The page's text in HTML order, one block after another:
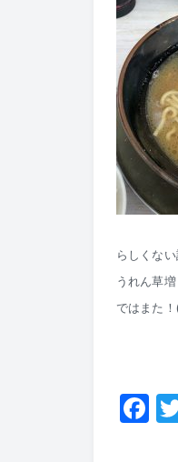
らしくな
うれん草増
ではまた
F